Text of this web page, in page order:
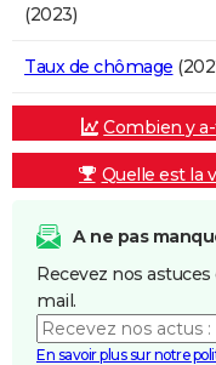
(2023)
Taux de chômage
Combien y
Quelle est la
A ne pas
Recevez nos
mail.
En savoir plus sur notre